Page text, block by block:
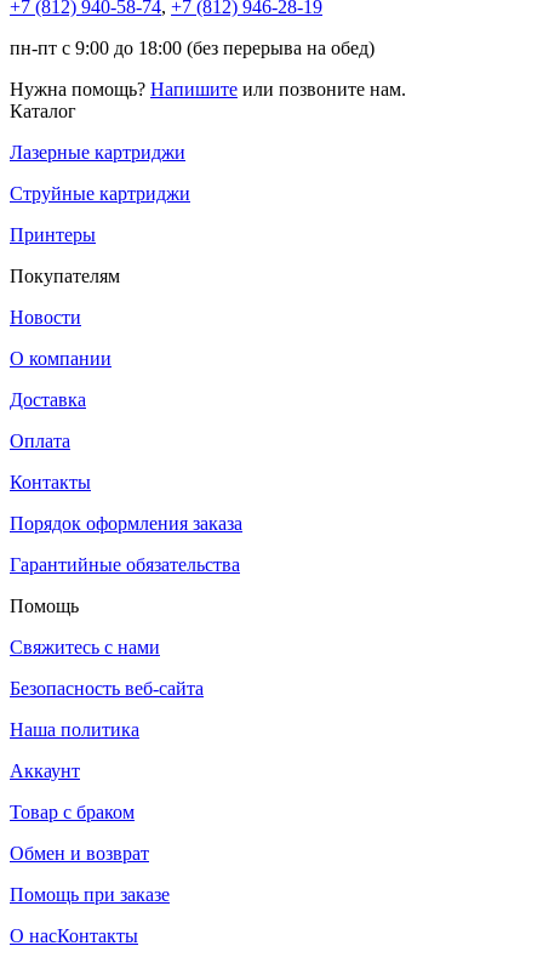
+7 (812) 940-58-74, +7 (812) 946-28-19
пн-пт с 9:00 до 18:00 (без перерыва на обед)
Нужна помощь? Напишите или позвоните нам.
Каталог
Лазерные картриджи
Струйные картриджи
Принтеры
Покупателям
Новости
О компании
Доставка
Оплата
Контакты
Порядок оформления заказа
Гарантийные обязательства
Помощь
Свяжитесь с нами
Безопасность веб-сайта
Наша политика
Аккаунт
Товар с браком
Обмен и возврат
Помощь при заказе
О насКонтакты